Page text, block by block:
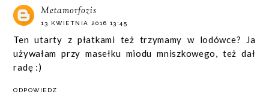
Metamorfozis
13 KWIETNIA 2016 13:45
Ten utarty z płatkami też trzymamy w lodówce? Ja
używałam przy masełku miodu mniszkowego, też dał
radę :)
ODPOWIEDZ